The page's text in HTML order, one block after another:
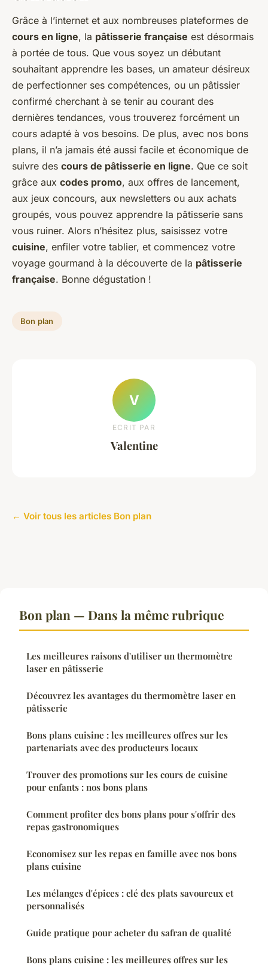
Grâce à l’internet et aux nombreuses plateformes de
cours en ligne, la pâtisserie française est désormais
à portée de tous. Que vous soyez un débutant
souhaitant apprendre les bases, un amateur désireux
de perfectionner ses compétences, ou un pâtissier
confirmé cherchant à se tenir au courant des
dernières tendances, vous trouverez forcément un
cours adapté à vos besoins. De plus, avec nos bons
plans, il n’a jamais été aussi facile et économique de
suivre des cours de pâtisserie en ligne. Que ce soit
grâce aux codes promo, aux offres de lancement,
aux jeux concours, aux newsletters ou aux achats
groupés, vous pouvez apprendre la pâtisserie sans
vous ruiner. Alors n’hésitez plus, saisissez votre
cuisine, enfiler votre tablier, et commencez votre
voyage gourmand à la découverte de la pâtisserie
française. Bonne dégustation !
Bon plan
V
ECRIT PAR
Valentine
← Voir tous les articles Bon plan
Bon plan — Dans la même rubrique
Les meilleures raisons d'utiliser un thermomètre
laser en pâtisserie
Découvrez les avantages du thermomètre laser en
pâtisserie
Bons plans cuisine : les meilleures offres sur les
partenariats avec des producteurs locaux
Trouver des promotions sur les cours de cuisine
pour enfants : nos bons plans
Comment profiter des bons plans pour s'offrir des
repas gastronomiques
Economisez sur les repas en famille avec nos bons
plans cuisine
Les mélanges d'épices : clé des plats savoureux et
personnalisés
Guide pratique pour acheter du safran de qualité
Bons plans cuisine : les meilleures offres sur les